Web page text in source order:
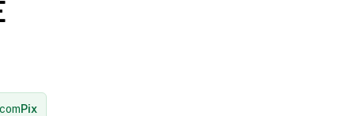
comPix